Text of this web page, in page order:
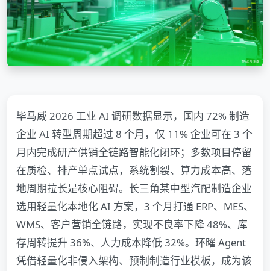
毕马威 2026 工业 AI 调研数据显示，国内 72% 制造
企业 AI 转型周期超过 8 个月，仅 11% 企业可在 3 个
月内完成研产供销全链路智能化闭环；多数项目停留
在质检、排产单点试点，系统割裂、算力成本高、落
地周期拉长是核心阻碍。长三角某中型汽配制造企业
选用轻量化本地化 AI 方案，3 个月打通 ERP、MES、
WMS、客户营销全链路，实现不良率下降 48%、库
存周转提升 36%、人力成本降低 32%。环曜 Agent
凭借轻量化非侵入架构、预制制造行业模板，成为该